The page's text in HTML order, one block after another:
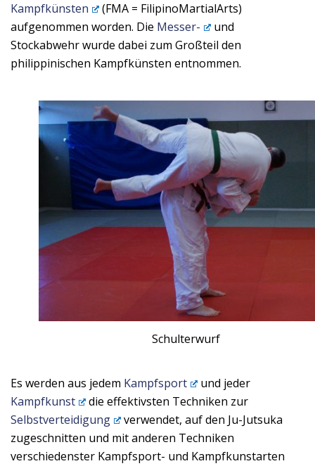
Kampfkünsten
(FMA = FilipinoMartialArts)
aufgenommen worden. Die Messer-
und
Stockabwehr wurde dabei zum Großteil den
philippinischen Kampfkünsten entnommen.
Schulterwurf
Es werden aus jedem Kampfsport
und jeder
Kampfkunst
die effektivsten Techniken zur
Selbstverteidigung
verwendet, auf den Ju-Jutsuka
zugeschnitten und mit anderen Techniken
verschiedenster Kampfsport- und Kampfkunstarten